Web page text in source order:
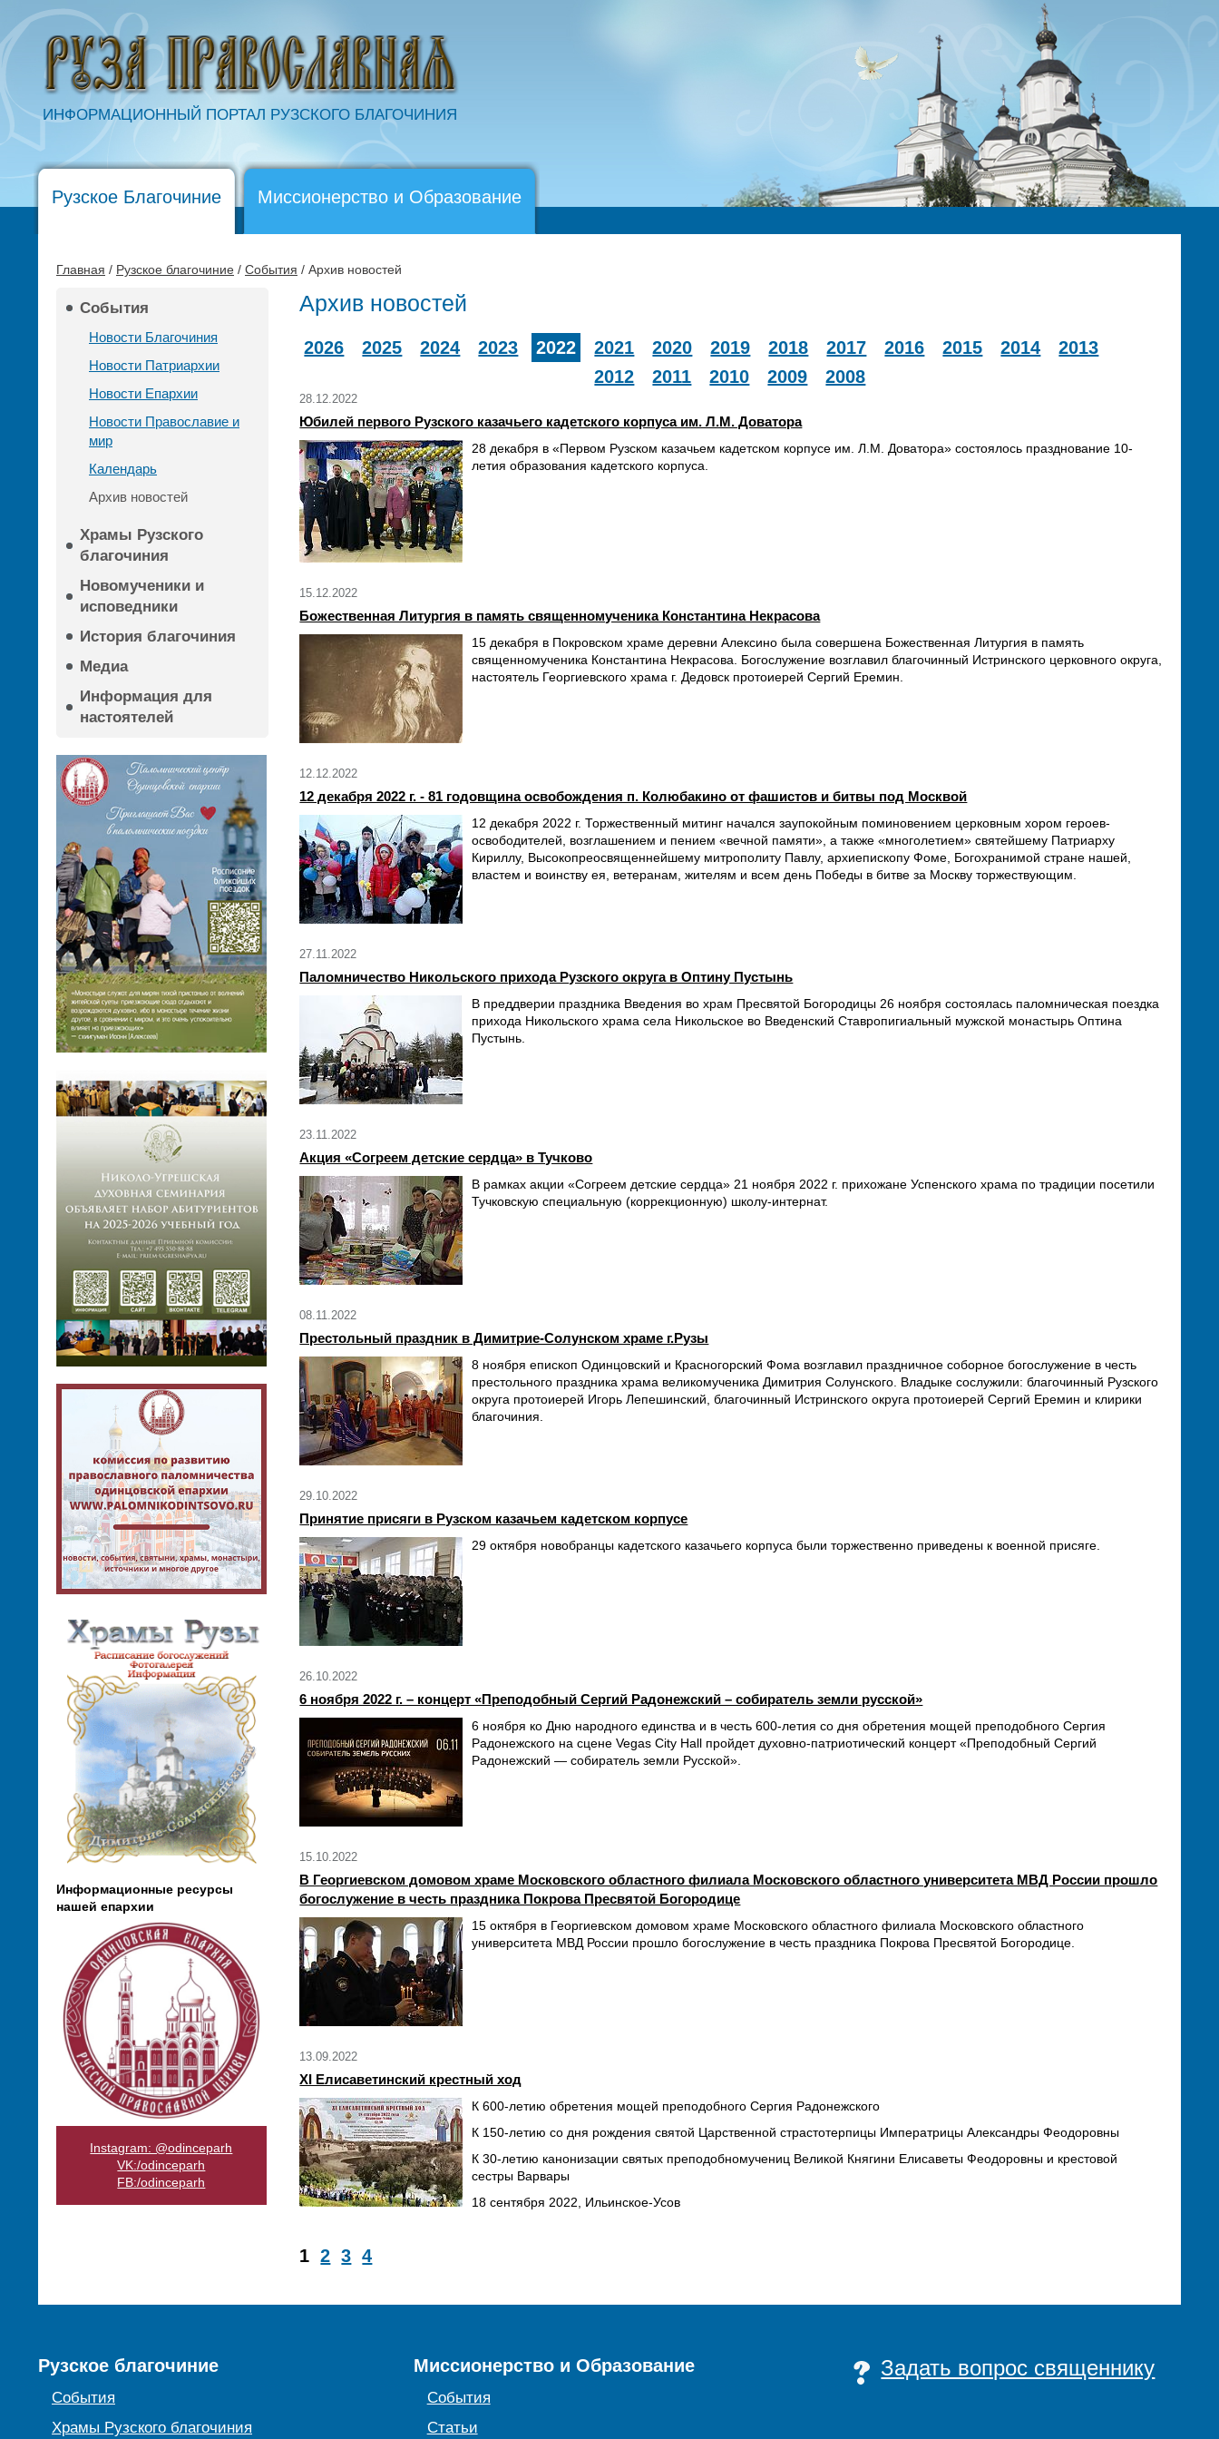
ИНФОРМАЦИОННЫЙ ПОРТАЛ РУЗСКОГО БЛАГОЧИНИЯ
Рузское Благочиние Миссионерство и Образование
Главная / Рузское благочиние / События / Архив новостей
События
Новости Благочиния
Новости Патриархии
Новости Епархии
Новости Православие и
мир
Календарь
Архив новостей
Храмы Рузского
благочиния
Новомученики и
исповедники
История благочиния
Медиа
Информация для
настоятелей
Информационные ресурсы
нашей епархии
Instagram: @odinceparh
VK:/odinceparh
FB:/odinceparh
Архив новостей
2026 2025 2024 2023 2022 2021 2020 2019 2018 2017 2016 2015 2014
2013
2012
2011 2010 2009 2008
28.12.2022
Юбилей первого Рузского казачьего кадетского корпуса им. Л.М. Доватора
28 декабря в «Первом Рузском казачьем кадетском корпусе им. Л.М. Доватора» состоялось празднование 10-
летия образования кадетского корпуса.
15.12.2022
Божественная Литургия в память священномученика Константина Некрасова
15 декабря в Покровском храме деревни Алексино была совершена Божественная Литургия в память
священномученика Константина Некрасова. Богослужение возглавил благочинный Истринского церковного округа,
настоятель Георгиевского храма г. Дедовск протоиерей Сергий Еремин.
12.12.2022
12 декабря 2022 г. - 81 годовщина освобождения п. Колюбакино от фашистов и битвы под Москвой
12 декабря 2022 г. Торжественный митинг начался заупокойным поминовением церковным хором героев-
освободителей, возглашением и пением «вечной памяти», а также «многолетием» святейшему Патриарху
Кириллу, Высокопреосвященнейшему митрополиту Павлу, архиепископу Фоме, Богохранимой стране нашей,
властем и воинству ея, ветеранам, жителям и всем день Победы в битве за Москву торжествующим.
27.11.2022
Паломничество Никольского прихода Рузского округа в Оптину Пустынь
В преддверии праздника Введения во храм Пресвятой Богородицы 26 ноября состоялась паломническая поездка
прихода Никольского храма села Никольское во Введенский Ставропигиальный мужской монастырь Оптина
Пустынь.
23.11.2022
Акция «Согреем детские сердца» в Тучково
В рамках акции «Согреем детские сердца» 21 ноября 2022 г. прихожане Успенского храма по традиции посетили
Тучковскую специальную (коррекционную) школу-интернат.
08.11.2022
Престольный праздник в Димитрие-Солунском храме г.Рузы
8 ноября епископ Одинцовский и Красногорский Фома возглавил праздничное соборное богослужение в честь
престольного праздника храма великомученика Димитрия Солунского. Владыке сослужили: благочинный Рузского
округа протоиерей Игорь Лепешинский, благочинный Истринского округа протоиерей Сергий Еремин и клирики
благочиния.
29.10.2022
Принятие присяги в Рузском казачьем кадетском корпусе
29 октября новобранцы кадетского казачьего корпуса были торжественно приведены к военной присяге.
26.10.2022
6 ноября 2022 г. – концерт «Преподобный Сергий Радонежский – собиратель земли русской»
6 ноября ко Дню народного единства и в честь 600-летия со дня обретения мощей преподобного Сергия
Радонежского на сцене Vegas City Hall пройдет духовно-патриотический концерт «Преподобный Сергий
Радонежский — собиратель земли Русской».
15.10.2022
В Георгиевском домовом храме Московского областного филиала Московского областного университета МВД России прошло
богослужение в честь праздника Покрова Пресвятой Богородице
15 октября в Георгиевском домовом храме Московского областного филиала Московского областного
университета МВД России прошло богослужение в честь праздника Покрова Пресвятой Богородице.
13.09.2022
XI Елисаветинский крестный ход
К 600-летию обретения мощей преподобного Сергия Радонежского
К 150-летию со дня рождения святой Царственной страстотерпицы Императрицы Александры Феодоровны
К 30-летию канонизации святых преподобномучениц Великой Княгини Елисаветы Феодоровны и крестовой
сестры Варвары
18 сентября 2022, Ильинское-Усов
12 3 4
Рузское благочиние
События
Храмы Рузского благочиния
Миссионерство и Образование
События
Статьи
Задать вопрос священнику